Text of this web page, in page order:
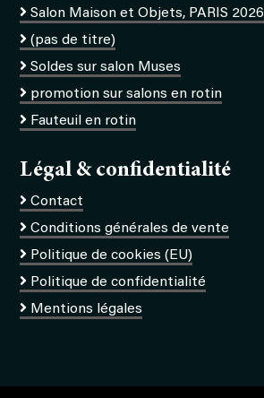
Salon Maison et Objets, PARIS 2026
(pas de titre)
Soldes sur salon Muses
promotion sur salons en rotin
Fauteuil en rotin
Légal & confidentialité
Contact
Conditions générales de vente
Politique de cookies (EU)
Politique de confidentialité
Mentions légales